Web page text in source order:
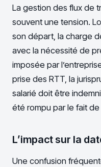
La gestion des flux de
souvent une tension.
son départ, la charge
avec la nécessité de
imposée par
prise des RTT, la
salarié doit être
été rompu par le fait de
L’impact sur la
Une confusion